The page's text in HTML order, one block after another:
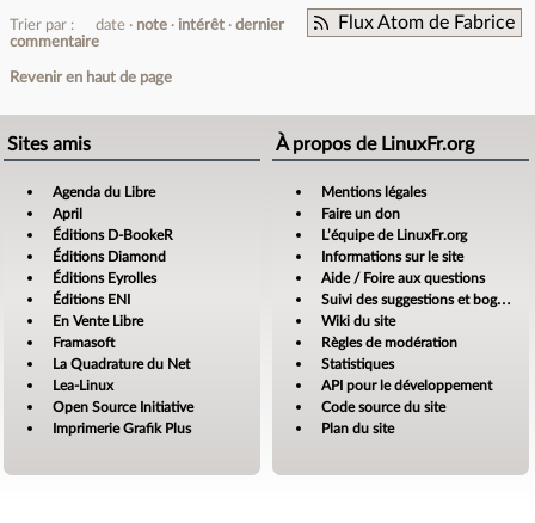
Flux Atom de Fabrice
Trier par : date note intérêt
dernier
commentaire
Revenir en haut de page
Sites amis
Agenda du Libre
April
Éditions D-BookeR
Éditions Diamond
Éditions Eyrolles
Éditions ENI
En Vente Libre
Framasoft
La Quadrature du Net
Lea-Linux
Open Source Initiative
Imprimerie Grafik Plus
À propos de LinuxFr.org
Mentions légales
Faire un don
L’équipe de LinuxFr.org
Informations sur le site
Aide / Foire aux questions
Suivi des suggestions et bogues
Wiki du site
Règles de modération
Statistiques
API pour le développement
Code source du site
Plan du site